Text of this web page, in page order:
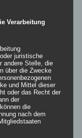
Verarbeitung
juristische
andere Stelle, die
über die Zwecke
und Mittel dieser
oder das Recht der
der
die
nach dem